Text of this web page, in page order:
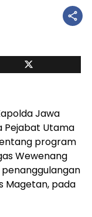
Jawa
Pejabat Utama
program
Wewenang
Magetan, pada